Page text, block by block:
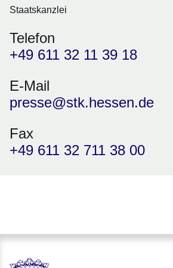
Staatskanzlei
Telefon
+49 611 32 11 39 18
E-Mail
presse@stk.hessen.de
Fax
+49 611 32 711 38 00